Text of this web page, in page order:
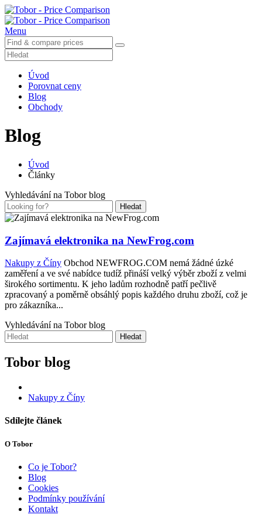
Menu
Úvod
Porovnat ceny
Blog
Obchody
Blog
Úvod
Články
Vyhledávání na Tobor blog
Hledat
Zajímavá elektronika na NewFrog.com
Nakupy z Číny Obchod NEWFROG.COM nemá žádné úzké
zaměření a ve své nabídce tudíž přináší velký výběr zboží z velmi
širokého sortimentu. K jeho ladům rozhodně patří pečlivě
zpracovaný a poměrně obsáhlý popis každého druhu zboží, což je
pro zákazníka...
Vyhledávání na Tobor blog
Hledat
Tobor blog
Nakupy z Číny
Sdílejte článek
O Tobor
Co je Tobor?
Blog
Cookies
Podmínky používání
Kontakt